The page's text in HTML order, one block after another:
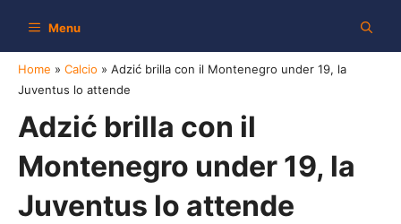
Menu
Home » Calcio » Adzić brilla con il Montenegro under 19, la
Juventus lo attende
Adzić brilla con il
Montenegro under 19, la
Juventus lo attende